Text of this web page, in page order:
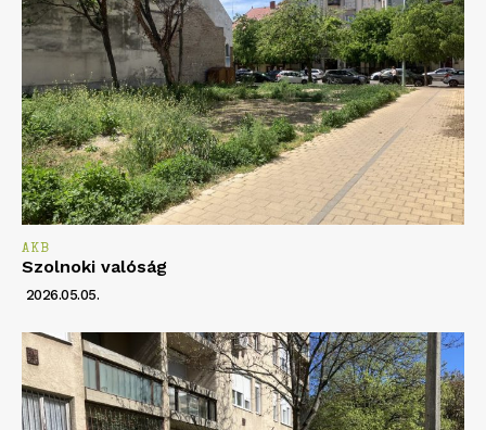
AKB
Szolnoki valóság
2026.05.05.